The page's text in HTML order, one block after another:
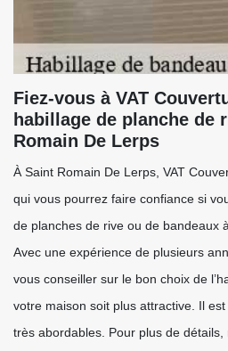
Fiez-vous à VAT
habillage de planche de
Romain De Lerps
À Saint Romain De Lerps, VAT
qui vous pourrez faire confiance si
de planches de rive ou de bandeaux
Avec une expérience de plusieurs
vous conseiller sur le bon choix de
votre maison soit plus attractive. Il
très abordables. Pour plus de détails,